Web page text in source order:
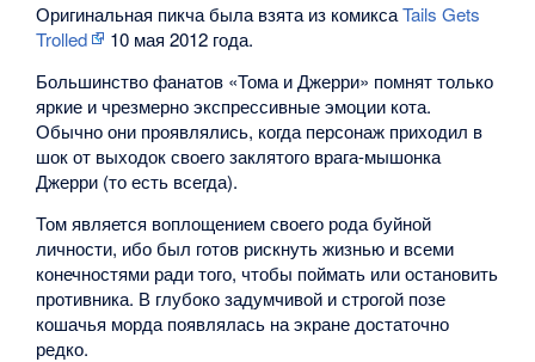
Оригинальная пикча была взята из комиксаTails Gets
Trolled
10 мая 2012 года.
Большинство фанатов «Тома и Джерри» помнят только
яркие и чрезмерно экспрессивные эмоции кота.
Обычно они проявлялись, когда персонаж приходил в
шок от выходок своего заклятого врага-мышонка
Джерри (то есть всегда).
Том является воплощением своего рода буйной
личности, ибо был готов рискнуть жизнью и всеми
конечностями ради того, чтобы поймать или остановить
противника. В глубоко задумчивой и строгой позе
кошачья морда появлялась на экране достаточно
редко.